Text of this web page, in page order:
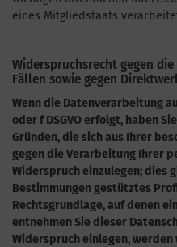
eines Mitgliedstaats
Widerspruchsrecht gegen
Fällen sowie gegen
Wenn die Datenverarbeitung
oder f DSGVO erfolgt, haben
Gründen, die sich aus Ihrer
gegen die Verarbeitung Ihrer
Widerspruch einzulegen; dies
Bestimmungen gestütztes
Rechtsgrundlage, auf denen
entnehmen Sie dieser
Widerspruch einlegen,